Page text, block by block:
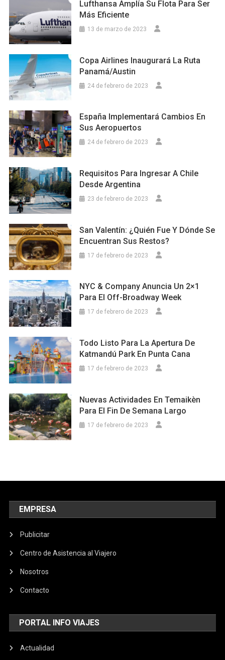
Lufthansa Amplía Su Flota Para Ser
Más Eficiente
13 de marzo de 2023
Copa Airlines Inaugurará La Ruta
Panamá/Austin
24 de febrero de 2023
España Implementará Cambios En
Sus Aeropuertos
24 de febrero de 2023
Requisitos Para Ingresar A Chile
Desde Argentina
23 de febrero de 2023
San Valentín: ¿Quién Fue Y Dónde Se
Encuentran Sus Restos?
17 de febrero de 2023
NYC & Company Anuncia Un 2×1
Para El Off-Broadway Week
17 de febrero de 2023
Todo Listo Para La Apertura De
Katmandú Park En Punta Cana
17 de febrero de 2023
Nuevas Actividades En Temaikèn
Para El Fin De Semana Largo
17 de febrero de 2023
EMPRESA
Publicitar
Centro de Asistencia al Viajero
Nosotros
Contacto
PORTAL INFO VIAJES
Actualidad